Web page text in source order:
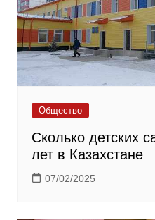
Общество
Сколько детских
лет в Казахстане
07/02/2025